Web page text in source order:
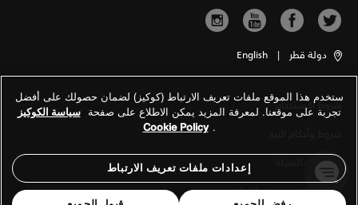
دولة قطر |
English
شروط الاستخدام
معلومات الشركة
سياسة الخصوصية والكوكيز
ستخدم هذا الموقع ملفات تعريف الارتباط (كوكيز) لضمان حصولك على أفضل
تجربة على موقعنا. لمعرفة المزيد يمكن الاطلاع على صفحة سياسة الكوكيز
.
Cookie Policy
إعدادات ملفات تعريف الارتباط